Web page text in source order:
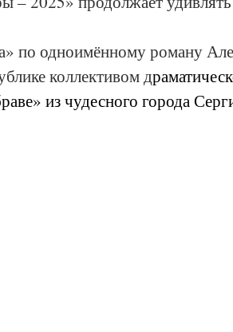
по одноимённому роману
коллективом д
из чудесного города